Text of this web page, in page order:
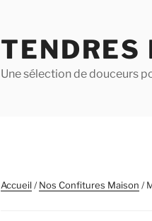
TENDRES
Une sélection de douceurs
Accueil/Nos Confitures Maison /